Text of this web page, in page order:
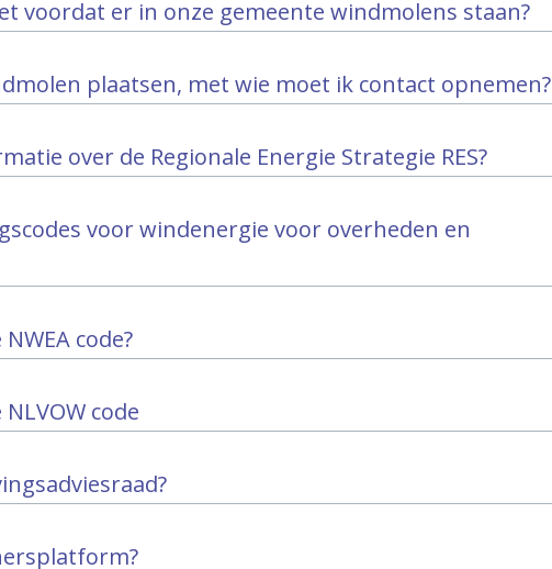
voordat er in onze gemeente windmolens staan?
plaatsen, met wie moet ik contact opnemen?
over de Regionale Energie Strategie RES?
voor windenergie voor overheden en
code?
code